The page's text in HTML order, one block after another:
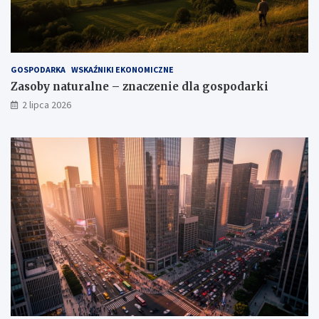
GOSPODARKA WSKAŹNIKI EKONOMICZNE
Zasoby naturalne – znaczenie dla gospodarki
2 lipca 2026